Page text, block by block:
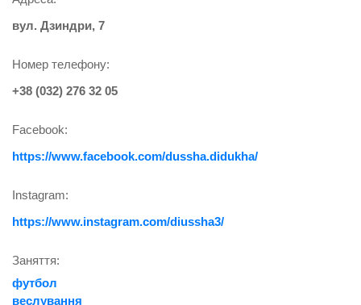
вул. Дзиндри, 7
Номер телефону:
+38 (032) 276 32 05
Facebook:
https://www.facebook.com/dussha.didukha/
Instagram:
https://www.instagram.com/diussha3/
Заняття:
футбол
веслування